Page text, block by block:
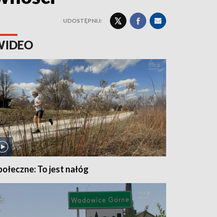
UDOSTĘPNIJ:
To jest nałóg